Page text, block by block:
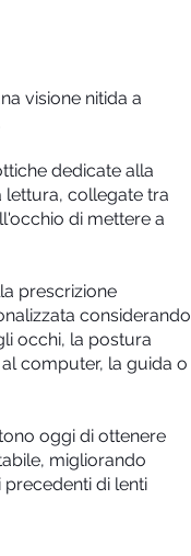
visione nitida a
dedicate alla
lettura, collegate tra
di mettere a
prescrizione
considerando
occhi, la postura
computer, la guida o
oggi di ottenere
migliorando
di lenti